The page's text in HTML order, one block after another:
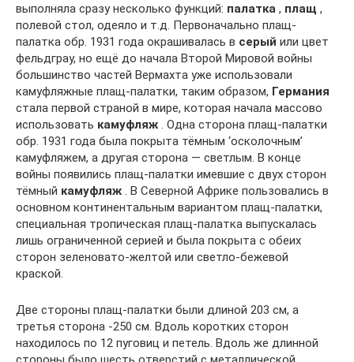
выполняла сразу несколько функций: палатка , плащ ,
полевой стол, одеяло и т.д. Первоначально плащ-
палатка обр. 1931 года окрашивалась в серый или цвет
фельдграу, но ещё до начала Второй Мировой войны
большинство частей Вермахта уже использовали
камуфляжные плащ-палатки, таким образом, Германия
стала первой страной в мире, которая начала массово
использовать камуфляж . Одна сторона плащ-палатки
обр. 1931 года была покрыта тёмным ‘осколочным’
камуфляжем, а другая сторона — светлым. В конце
войны появились плащ-палатки имевшие с двух сторон
тёмный камуфляж . В Северной Африке пользовались в
основном континентальным вариантом плащ-палатки,
специальная тропическая плащ-палатка выпускалась
лишь ограниченной серией и была покрыта с обеих
сторон зеленовато-желтой или светло-бежевой
краской.
Две стороны плащ-палатки были длиной 203 см, а
третья сторона -250 см. Вдоль коротких сторон
находилось по 12 пуговиц и петель. Вдоль же длинной